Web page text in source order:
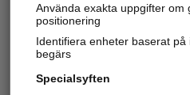
Använda exakta uppgifter om
positionering
Identifiera enheter baserat
begärs
Specialsyften